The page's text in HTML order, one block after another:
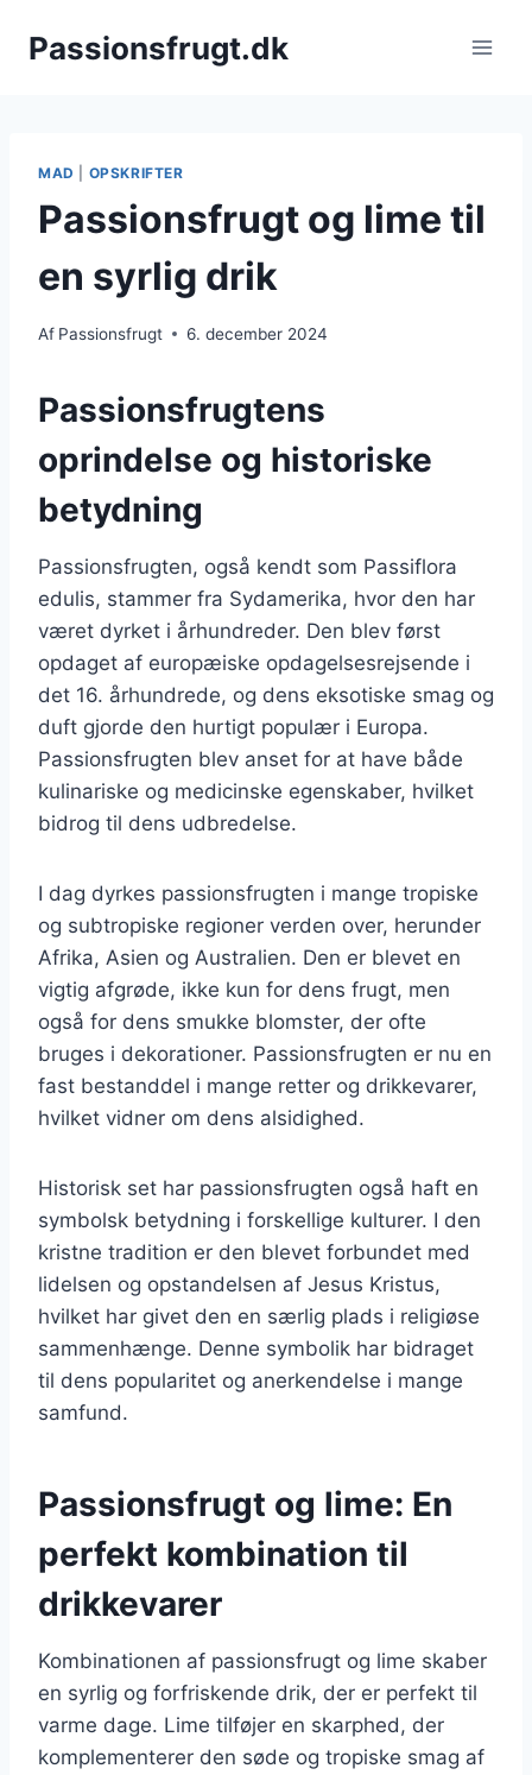
Passionsfrugt.dk
MAD OPSKRIFTER
Passionsfrugt og lime til
en syrlig drik
Af Passionsfrugt 6. december 2024
Passionsfrugtens
oprindelse og historiske
betydning
Passionsfrugten, også kendt som Passiflora
edulis, stammer fra Sydamerika, hvor den har
været dyrket i århundreder. Den blev først
opdaget af europæiske opdagelsesrejsende i
det 16. århundrede, og dens eksotiske smag og
duft gjorde den hurtigt populær i Europa.
Passionsfrugten blev anset for at have både
kulinariske og medicinske egenskaber, hvilket
bidrog til dens udbredelse.
I dag dyrkes passionsfrugten i mange tropiske
og subtropiske regioner verden over, herunder
Afrika, Asien og Australien. Den er blevet en
vigtig afgrøde, ikke kun for dens frugt, men
også for dens smukke blomster, der ofte
bruges i dekorationer. Passionsfrugten er nu en
fast bestanddel i mange retter og drikkevarer,
hvilket vidner om dens alsidighed.
Historisk set har passionsfrugten også haft en
symbolsk betydning i forskellige kulturer. I den
kristne tradition er den blevet forbundet med
lidelsen og opstandelsen af Jesus Kristus,
hvilket har givet den en særlig plads i religiøse
sammenhænge. Denne symbolik har bidraget
til dens popularitet og anerkendelse i mange
samfund.
Passionsfrugt og lime: En
perfekt kombination til
drikkevarer
Kombinationen af passionsfrugt og lime skaber
en syrlig og forfriskende drik, der er perfekt til
varme dage. Lime tilføjer en skarphed, der
komplementerer den søde og tropiske smag af